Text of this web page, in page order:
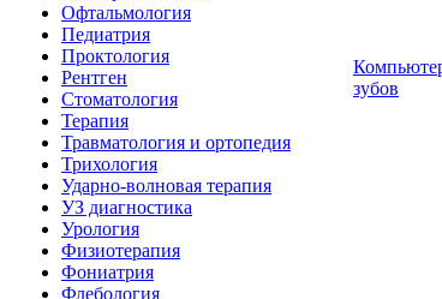
Офтальмология
Педиатрия
Проктология
Рентген
Стоматология
Терапия
Травматология и ортопедия
Трихология
Ударно-волновая терапия
УЗ диагностика
Урология
Физиотерапия
Фониатрия
Флебология
зубов